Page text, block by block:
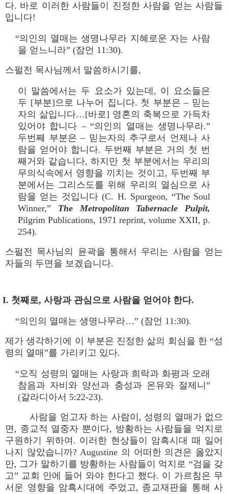
다. 바로 이러한 사람들이 진정한 사람을 얻는 사람들
입니다!
“의인의 열매는 생명나무라 지혜로운 자는 사람
을 얻느니라” (잠언 11:30).
스펄전 목사님께서 말씀하시기를,
이 말씀에서는 두 요소가 있는데, 이 요소들은
두 [부분]으로 나누어 집니다. 첫 부분은 – 믿는
자의 삶입니다…[바로] 영혼의 축복으로 가득차
있어야 합니다 – “의인의 열매는 생명나무라.”
두번째 부분은 – 믿는자의 추구로서 언제나 사
람을 얻어야 합니다. 두번째 부분은 거의 첫 번
째거와 같습니다, 하지만 첫 부분에서는 우리의
무의식속에서 영향을 끼치는 것이고, 두번째 부
분에서는 그리스도를 위해 우리의 열심으로 사
람을 얻는 것입니다 (C. H. Spurgeon, “The Soul
Winner,” The Metropolitan Tabernacle Pulpit,
Pilgrim Publications, 1971 reprint, volume XXII, p.
254).
스펄전 목사님의 윤곽을 통해서 우리는 사람을 얻는
자들의 두면을 보겠습니다.
I. 첫째로, 사랑과 관심으로 사람을 얻어야 한다.
“의인의 열매는 생명나무라…” (잠언 11:30).
제가 생각하기에 이 부분은 진정한 삶의 회심을 한 “성
령의 열매”를 가리키고 있다.
“오직 성령의 열매는 사랑과 희락과 화평과 오래
참음과 자비와 양선과 충성과 온유와 절제니”
(갈라디아서 5:22-23).
사람을 얻고자 하는 사람이, 성령의 열매가 없으
면, 종교적 열중자 뿐이다, 방황하는 사람들을 억지로
구원하기 위하여. 이러한 현상들이 암흑시대 때 일어
나지 않았습니까? Augustine 의 어떠한 의견은 옳았지
만, 그가 말하기를 방황하는 사람들이 억지로 “검을 갖
고” 교회 안에 들어 와야 한다고 했다. 이 가르침은 무
서운 영향을 암흑시대에 주었고, 종교재판을 통해 사